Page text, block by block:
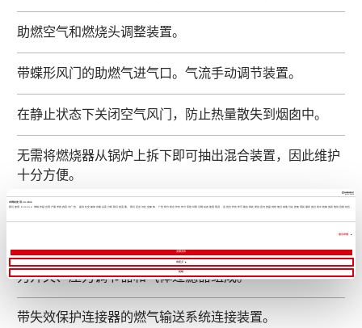
本网站使用 cookie
我们使用 Cookie 来制作贴合用户需求的内容与广告、提供社交媒体功能以及分析我们的流量。我们还会与社交媒体、广告和分析合作伙伴分享您对我们网站的使用情况，这些合作伙伴可能会将此类信息与您提供给他们或他们在您使用其服务的过程中收集的其他信息相结合。
显示详情
全部允许
自定义
拒绝
助燃空气和燃烧头调整装置。
带蝶形风门的助燃气进气口。气流手动调节装置。
在静止状态下关闭空气风门，防止热量散失到烟囱中。
无需将燃烧器从锅炉上拆下即可抽出混合装置，因此维护
十分方便。
EC 版燃气输送系统由电磁驱动的运行和安全阀、最低压
力开关、压力调节器和气体过滤器组成。
带失效保护连接器的燃气输送系统连接装置。